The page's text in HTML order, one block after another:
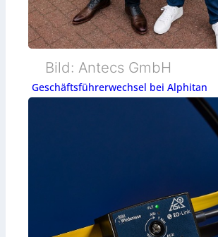
Bild: Antecs GmbH
Geschäftsführerwechsel bei Alphitan